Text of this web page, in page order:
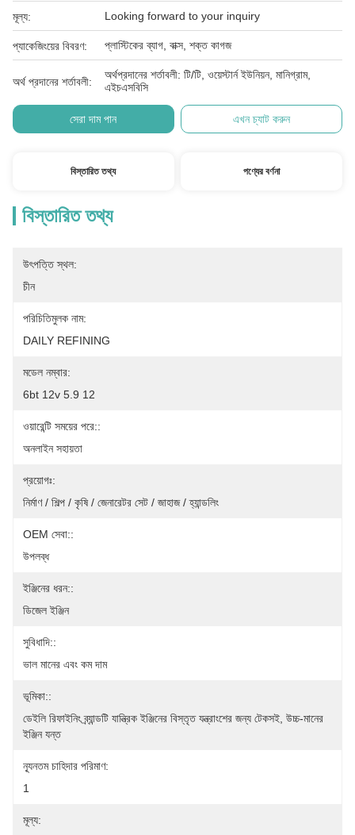
মূল্য: Looking forward to your inquiry
প্যাকেজিংয়ের বিবরণ: প্লাস্টিকের ব্যাগ, বাক্স, শক্ত কাগজ
অর্থ প্রদানের শর্তাবলী:
অর্থপ্রদানের শর্তাবলী: টি/টি, ওয়েস্টার্ন ইউনিয়ন, মানিগ্রাম,
এইচএসবিসি
সেরা দাম পান এখন চ্যাট করুন
বিস্তারিত তথ্য পণ্যের বর্ণনা
বিস্তারিত তথ্য
উৎপত্তি স্থল:
চীন
পরিচিতিমুলক নাম:
DAILY REFINING
মডেল নম্বার:
6bt 12v 5.9 12
ওয়ারেন্টি সময়ের পরে::
অনলাইন সহায়তা
প্রয়োগঃ:
নির্মাণ / শিল্প / কৃষি / জেনারেটর সেট / জাহাজ / হ্যান্ডলিং
OEM সেবা::
উপলব্ধ
ইঞ্জিনের ধরন::
ডিজেল ইঞ্জিন
সুবিধাদি::
ভাল মানের এবং কম দাম
ভূমিকা::
ডেইলি রিফাইনিং ব্র্যান্ডটি যান্ত্রিক ইঞ্জিনের বিস্তৃত যন্ত্রাংশের জন্য টেকসই, উচ্চ-মানের
ইঞ্জিন যন্ত
ন্যূনতম চাহিদার পরিমাণ:
1
মূল্য: